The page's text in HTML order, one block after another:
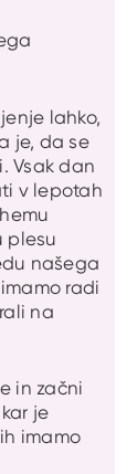
lahko,
je, da se
Vsak dan
v lepotah
plesu
našega
radi
na
in začni
je
imamo